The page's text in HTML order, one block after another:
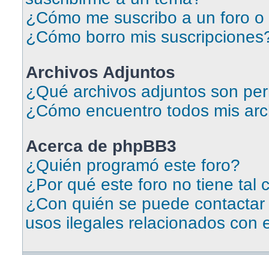
¿Cómo me suscribo a un foro
¿Cómo borro mis
Archivos Adjuntos
¿Qué archivos adjuntos son
¿Cómo encuentro todos mis
Acerca de phpBB3
¿Quién programó este foro?
¿Por qué este foro no tiene tal
¿Con quién se puede
usos ilegales relacionados con